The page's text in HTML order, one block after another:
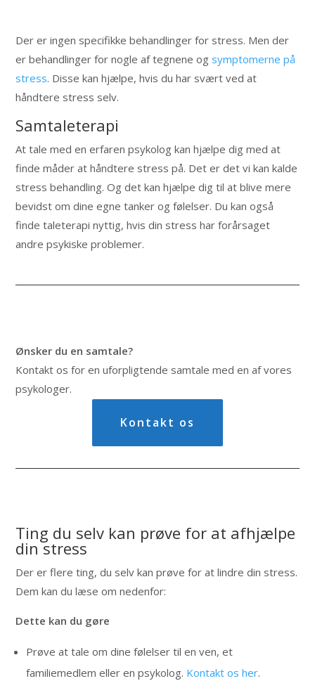
Der er ingen specifikke behandlinger for stress. Men der
er behandlinger for nogle af tegnene og symptomerne på
stress. Disse kan hjælpe, hvis du har svært ved at
håndtere stress selv.
Samtaleterapi
At tale med en erfaren psykolog kan hjælpe dig med at
finde måder at håndtere stress på. Det er det vi kan kalde
stress behandling. Og det kan hjælpe dig til at blive mere
bevidst om dine egne tanker og følelser. Du kan også
finde taleterapi nyttig, hvis din stress har forårsaget
andre psykiske problemer.
Ønsker du en samtale?
Kontakt os for en uforpligtende samtale med en af vores
psykologer.
Kontakt os
Ting du selv kan prøve for at afhjælpe
din stress
Der er flere ting, du selv kan prøve for at lindre din stress.
Dem kan du læse om nedenfor:
Dette kan du gøre
Prøve at tale om dine følelser til en ven, et
familiemedlem eller en psykolog. Kontakt os her.